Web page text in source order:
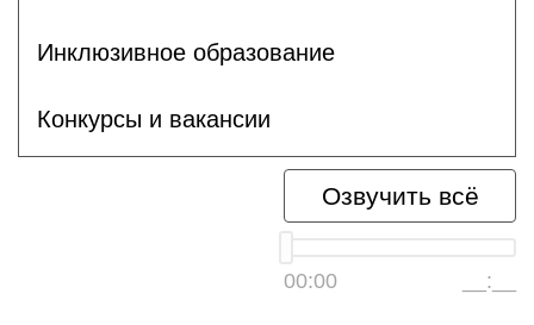
Инклюзивное образование
Конкурсы и вакансии
Озвучить всё
00:00 __:__